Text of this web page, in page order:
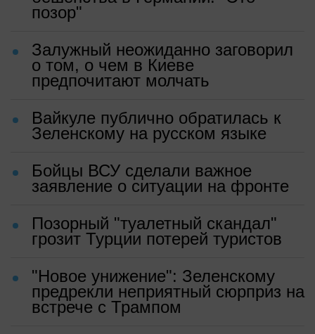
позор"
Залужный неожиданно заговорил
о том, о чем в Киеве
предпочитают молчать
Вайкуле публично обратилась к
Зеленскому на русском языке
Бойцы ВСУ сделали важное
заявление о ситуации на фронте
Позорный "туалетный скандал"
грозит Турции потерей туристов
"Новое унижение": Зеленскому
предрекли неприятный сюрприз на
встрече с Трампом